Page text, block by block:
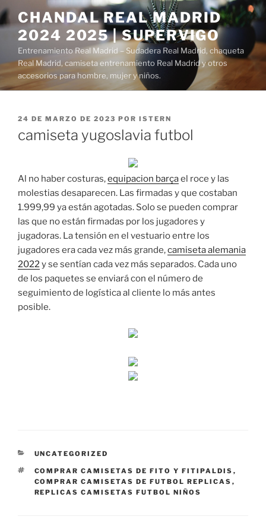
Saltar
al
contenido
CHANDAL REAL MADRID
2024 2025 | SUPERVIGO
Entrenamiento Real Madrid – Sudadera Real Madrid, chaqueta
Real Madrid, camiseta entrenamiento Real Madrid y otros
accesorios para hombre, mujer y niños.
PUBLICADO
24 DE MARZO DE 2023 POR ISTERN
camiseta yugoslavia futbol
Al no haber costuras,equipacion barçael roce y las
molestias desaparecen. Las firmadas y que costaban
1.999,99 ya están agotadas. Solo se pueden comprar
las que no están firmadas por los jugadores y
jugadoras. La tensión en el vestuario entre los
jugadores era cada vez más grande,camiseta alemania
2022y se sentían cada vez más separados. Cada uno
de los paquetes se enviará con el número de
seguimiento de logística al cliente lo más antes
posible.
CATEGORÍAS
UNCATEGORIZED
ETIQUETAS
COMPRAR CAMISETAS DE FITO Y FITIPALDIS ,
COMPRAR CAMISETAS DE FUTBOL REPLICAS ,
REPLICAS CAMISETAS FUTBOL NIÑOS